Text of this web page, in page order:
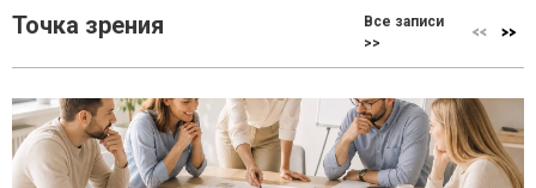
Точка зрения
Все записи
>>